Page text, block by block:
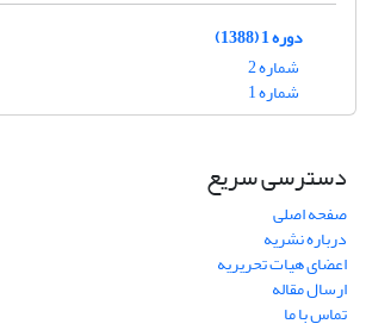
دوره 1 (1388)
شماره 2
شماره 1
دسترسی سریع
صفحه اصلی
درباره نشریه
اعضای هیات تحریریه
ارسال مقاله
تماس با ما